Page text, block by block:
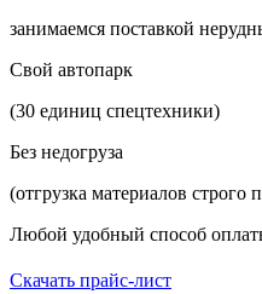
занимаемся поставкой
Свой автопарк
(30 единиц спецтехники)
Без недогруза
(отгрузка материалов строго
Любой удобный способ
Скачать прайс-лист